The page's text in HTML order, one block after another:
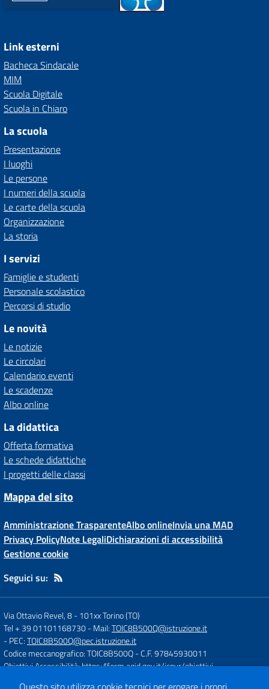
Link esterni
Bacheca Sindacale
MIM
Scuola Digitale
Scuola in Chiaro
La scuola
Presentazione
I luoghi
Le persone
I numeri della scuola
Le carte della scuola
Organizzazione
La storia
I servizi
Famiglie e studenti
Personale scolastico
Percorsi di studio
Le novità
Le notizie
Le circolari
Calendario eventi
Le scadenze
Albo online
La didattica
Offerta formativa
Le schede didattiche
I progetti delle classi
Mappa del sito
Amministrazione TrasparenteAlbo onlineInvia una MAD
Privacy PolicyNote LegaliDichiarazioni di accessibilità
Gestione cookie
Seguici su:
Via Ottavio Revel, 8-101xx Torino (TO)
Tel + 39 01101168730- Mail:TOIC8B500Q@istruzione.it
- PEC:TOIC8B500Q@pec.istruzione.it
Codice meccanografico: TOIC8B500Q- C.F. 97845930011
Obiettivi Accessibilità:https://form.agid.gov.it/icpvr/obiettivi